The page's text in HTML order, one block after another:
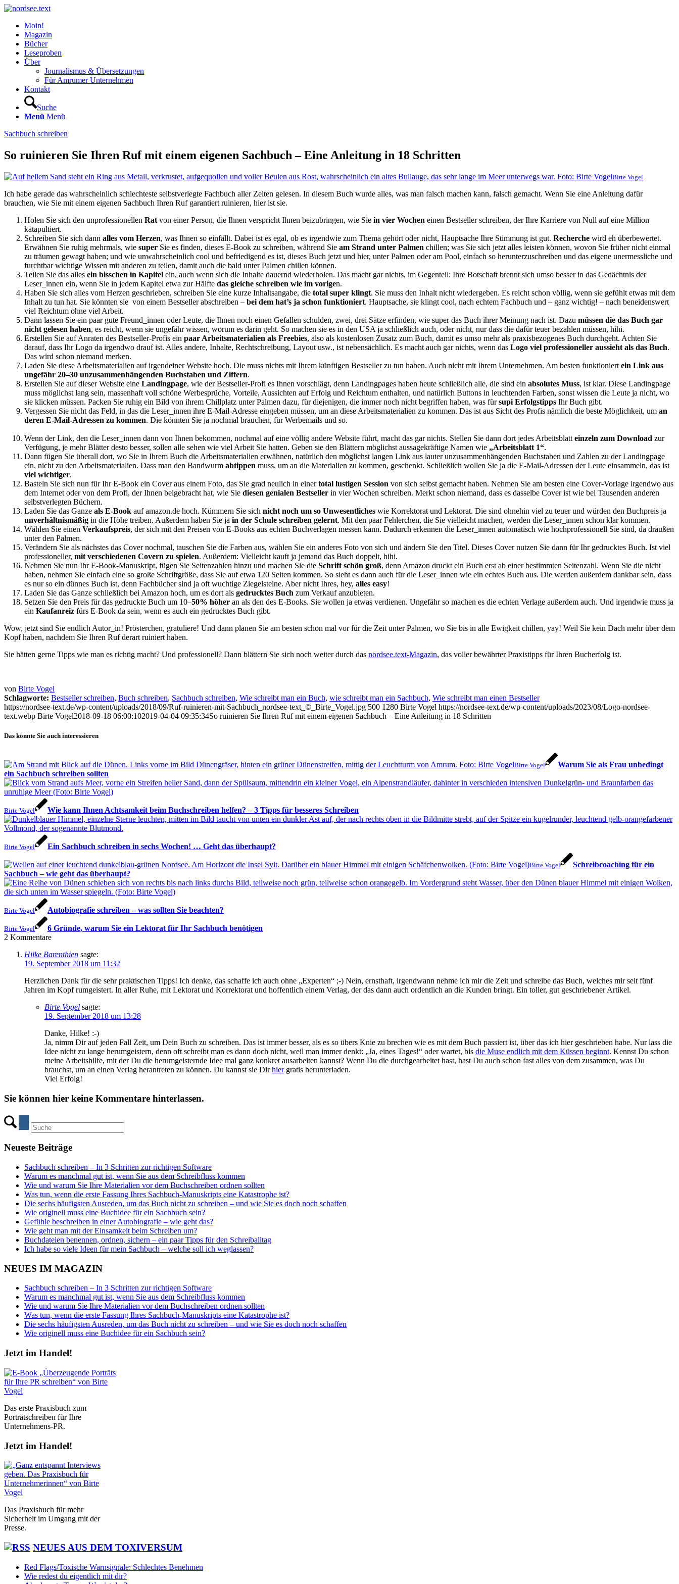
Moin!
Magazin
Bücher
Leseproben
Über
Journalismus & Übersetzungen
Für Amrumer Unternehmen
Kontakt
Suche
Menü Menü
Sachbuch schreiben
So ruinieren Sie Ihren Ruf mit einem eigenen Sachbuch – Eine Anleitung in 18 Schritten
Birte Vogel
Ich habe gerade das wahrscheinlich schlechteste selbstverlegte Fachbuch aller Zeiten gelesen. In diesem Buch wurde alles, was man falsch machen kann, falsch gemacht. Wenn Sie eine Anleitung dafür
brauchen, wie Sie mit einem eigenen Sachbuch Ihren Ruf garantiert ruinieren, hier ist sie.
Holen Sie sich den unprofessionellen Rat von einer Person, die Ihnen verspricht Ihnen beizubringen, wie Sie in vier Wochen einen Bestseller schreiben, der Ihre Karriere von Null auf eine Million
katapultiert.
Schreiben Sie sich dann alles vom Herzen, was Ihnen so einfällt. Dabei ist es egal, ob es irgendwie zum Thema gehört oder nicht, Hauptsache Ihre Stimmung ist gut. Recherche wird eh überbewertet.
Erwähnen Sie ruhig mehrmals, wie super Sie es finden, dieses E-Book zu schreiben, während Sie am Strand unter Palmen chillen; was Sie sich jetzt alles leisten können, wovon Sie früher nicht einmal
zu träumen gewagt haben; und wie unwahrscheinlich cool und befriedigend es ist, dieses Buch jetzt und hier, unter Palmen oder am Pool, einfach so herunterzuschreiben und das eigene unermessliche und
furchtbar wichtige Wissen mit anderen zu teilen, damit auch die bald unter Palmen chillen können.
Teilen Sie das alles ein bisschen in Kapitel ein, auch wenn sich die Inhalte dauernd wiederholen. Das macht gar nichts, im Gegenteil: Ihre Botschaft brennt sich umso besser in das Gedächtnis der
Leser_innen ein, wenn Sie in jedem Kapitel etwa zur Hälfte das gleiche schreiben wie im vorigen.
Haben Sie sich alles vom Herzen geschrieben, schreiben Sie eine kurze Inhaltsangabe, die total super klingt. Sie muss den Inhalt nicht wiedergeben. Es reicht schon völlig, wenn sie gefühlt etwas mit dem
Inhalt zu tun hat. Sie könnten sie von einem Bestseller abschreiben – bei dem hat’s ja schon funktioniert. Hauptsache, sie klingt cool, nach echtem Fachbuch und – ganz wichtig! – nach beneidenswert
viel Reichtum ohne viel Arbeit.
Dann lassen Sie ein paar gute Freund_innen oder Leute, die Ihnen noch einen Gefallen schulden, zwei, drei Sätze erfinden, wie super das Buch ihrer Meinung nach ist. Dazu müssen die das Buch gar
nicht gelesen haben, es reicht, wenn sie ungefähr wissen, worum es darin geht. So machen sie es in den USA ja schließlich auch, oder nicht, nur dass die dafür teuer bezahlen müssen, hihi.
Erstellen Sie auf Anraten des Bestseller-Profis ein paar Arbeitsmaterialien als Freebies, also als kostenlosen Zusatz zum Buch, damit es umso mehr als praxisbezogenes Buch durchgeht. Achten Sie
darauf, dass Ihr Logo da irgendwo drauf ist. Alles andere, Inhalte, Rechtschreibung, Layout usw., ist nebensächlich. Es macht auch gar nichts, wenn das Logo viel professioneller aussieht als das Buch.
Das wird schon niemand merken.
Laden Sie diese Arbeitsmaterialien auf irgendeiner Website hoch. Die muss nichts mit Ihrem künftigen Bestseller zu tun haben. Auch nicht mit Ihrem Unternehmen. Am besten funktioniert ein Link aus
ungefähr 20–30 unzusammenhängenden Buchstaben und Ziffern.
Erstellen Sie auf dieser Website eine Landingpage, wie der Bestseller-Profi es Ihnen vorschlägt, denn Landingpages haben heute schließlich alle, die sind ein absolutes Muss, ist klar. Diese Landingpage
muss möglichst lang sein, massenhaft voll schöne Werbesprüche, Vorteile, Aussichten auf Erfolg und Reichtum enthalten, und natürlich Buttons in leuchtenden Farben, sonst wissen die Leute ja nicht, wo
sie klicken müssen. Packen Sie ruhig ein Bild von ihrem Chillplatz unter Palmen dazu, für diejenigen, die immer noch nicht begriffen haben, was fürsupi Erfolgstipps Ihr Buch gibt.
Vergessen Sie nicht das Feld, in das die Leser_innen ihre E-Mail-Adresse eingeben müssen, um an diese Arbeitsmaterialien zu kommen. Das ist aus Sicht des Profis nämlich die beste Möglichkeit, um an
deren E-Mail-Adressen zu kommen. Die könnten Sie ja nochmal brauchen, für Werbemails und so.
Wenn der Link, den die Leser_innen dann von Ihnen bekommen, nochmal auf eine völlig andere Website führt, macht das gar nichts. Stellen Sie dann dort jedes Arbeitsblatt einzeln zum Download zur
Verfügung, je mehr Blätter desto besser, sollen alle sehen wie viel Arbeit Sie hatten. Geben sie den Blättern möglichst aussagekräftige Namen wie „Arbeitsblatt 1“.
Dann fügen Sie überall dort, wo Sie in Ihrem Buch die Arbeitsmaterialien erwähnen, natürlich den möglichst langen Link aus lauter unzusammenhängenden Buchstaben und Zahlen zu der Landingpage
ein, nicht zu den Arbeitsmaterialien. Dass man den Bandwurm abtippen muss, um an die Materialien zu kommen, geschenkt. Schließlich wollen Sie ja die E-Mail-Adressen der Leute einsammeln, das ist
viel wichtiger.
Basteln Sie sich nun für Ihr E-Book ein Cover aus einem Foto, das Sie grad neulich in einertotal lustigen Session von sich selbst gemacht haben. Nehmen Sie am besten eine Cover-Vorlage irgendwo aus
dem Internet oder von dem Profi, der Ihnen beigebracht hat, wie Sie diesen genialen Bestseller in vier Wochen schreiben. Merkt schon niemand, dass es dasselbe Cover ist wie bei Tausenden anderen
selbstverlegten Büchern.
Laden Sie das Ganze als E-Book auf amazon.de hoch. Kümmern Sie sich nicht noch um so Unwesentliches wie Korrektorat und Lektorat. Die sind ohnehin viel zu teuer und würden den Buchpreis ja
unverhältnismäßig in die Höhe treiben. Außerdem haben Sie ja in der Schule schreiben gelernt. Mit den paar Fehlerchen, die Sie vielleicht machen, werden die Leser_innen schon klar kommen.
Wählen Sie einen Verkaufspreis, der sich mit den Preisen von E-Books aus echten Buchverlagen messen kann. Dadurch erkennen die Leser_innen automatisch wie hochprofessionell Sie sind, da draußen
unter den Palmen.
Verändern Sie als nächstes das Cover nochmal, tauschen Sie die Farben aus, wählen Sie ein anderes Foto von sich und ändern Sie den Titel. Dieses Cover nutzen Sie dann für Ihr gedrucktes Buch. Ist viel
professioneller, mit verschiedenen Covern zu spielen. Außerdem: Vielleicht kauft ja jemand das Buch doppelt, hihi.
Nehmen Sie nun Ihr E-Book-Manuskript, fügen Sie Seitenzahlen hinzu und machen Sie die Schrift schön groß, denn Amazon druckt ein Buch erst ab einer bestimmten Seitenzahl. Wenn Sie die nicht
haben, nehmen Sie einfach eine so große Schriftgröße, dass Sie auf etwa 120 Seiten kommen. So sieht es dann auch für die Leser_innen wie ein echtes Buch aus. Die werden außerdem dankbar sein, dass
es nur so ein dünnes Buch ist, denn Fachbücher sind ja oft wuchtige Ziegelsteine. Aber nicht Ihres, hey, alles easy!
Laden Sie das Ganze schließlich bei Amazon hoch, um es dort als gedrucktes Buch zum Verkauf anzubieten.
Setzen Sie den Preis für das gedruckte Buch um 10–50% höher an als den des E-Books. Sie wollen ja etwas verdienen. Ungefähr so machen es die echten Verlage außerdem auch. Und irgendwie muss ja
ein Kaufanreiz fürs E-Book da sein, wenn es auch ein gedrucktes Buch gibt.
Wow, jetzt sind Sie endlich Autor_in! Prösterchen, gratuliere! Und dann planen Sie am besten schon mal vor für die Zeit unter Palmen, wo Sie bis in alle Ewigkeit chillen, yay! Weil Sie kein Dach mehr über dem
Kopf haben, nachdem Sie Ihren Ruf derart ruiniert haben.
Sie hätten gerne Tipps wie man es richtig macht? Und professionell? Dann blättern Sie sich noch weiter durch das nordsee.text-Magazin, das voller bewährter Praxistipps für Ihren Bucherfolg ist.
von Birte Vogel
Schlagworte: Bestseller schreiben, Buch schreiben, Sachbuch schreiben, Wie schreibt man ein Buch, wie schreibt man ein Sachbuch, Wie schreibt man einen Bestseller
https://nordsee-text.de/wp-content/uploads/2018/09/Ruf-ruinieren-mit-Sachbuch_nordsee-text_©_Birte_Vogel.jpg 500 1280 Birte Vogel https://nordsee-text.de/wp-content/uploads/2023/08/Logo-nordsee-
text.webp Birte Vogel2018-09-18 06:00:102019-04-04 09:35:34So ruinieren Sie Ihren Ruf mit einem eigenen Sachbuch – Eine Anleitung in 18 Schritten
Das könnte Sie auch interessieren
Birte Vogel
Warum Sie als Frau unbedingt
ein Sachbuch schreiben sollten
Birte Vogel Wie kann Ihnen Achtsamkeit beim Buchschreiben helfen? – 3 Tipps für besseres Schreiben
Birte Vogel Ein Sachbuch schreiben in sechs Wochen! … Geht das überhaupt?
Birte Vogel
Schreibcoaching für ein
Sachbuch – wie geht das überhaupt?
Birte Vogel Autobiografie schreiben – was sollten Sie beachten?
Birte Vogel
6 Gründe, warum Sie ein Lektorat für Ihr Sachbuch benötigen
2 Kommentare
Hilke Barenthien sagte:
19. September 2018 um 11:32
Herzlichen Dank für die sehr praktischen Tipps! Ich denke, das schaffe ich auch ohne „Experten“ ;-) Nein, ernsthaft, irgendwann nehme ich mir die Zeit und schreibe das Buch, welches mir seit fünf
Jahren im Kopf rumgeistert. In aller Ruhe, mit Lektorat und Korrektorat und hoffentlich einem Verlag, der das dann auch ordentlich an die Kunden bringt. Ein toller, gut geschriebener Artikel.
Birte Vogel sagte:
19. September 2018 um 13:28
Danke, Hilke! :-)
Ja, nimm Dir auf jeden Fall Zeit, um Dein Buch zu schreiben. Das ist immer besser, als es so übers Knie zu brechen wie es mit dem Buch passiert ist, über das ich hier geschrieben habe. Nur lass die
Idee nicht zu lange herumgeistern, denn oft schreibt man es dann doch nicht, weil man immer denkt: „Ja, eines Tages!“ oder wartet, bis die Muse endlich mit dem Küssen beginnt. Kennst Du schon
meine Arbeitshilfe, mit der Du die herumgeisternde Idee mal ganz konkret ausarbeiten kannst? Wenn Du die durchgearbeitet hast, hast Du auch schon fast alles von dem zusammen, was Du
brauchst, um an einen Verlag herantreten zu können. Du kannst sie Dirhiergratis herunterladen.
Viel Erfolg!
Sie können hier keine Kommentare hinterlassen.
Neueste Beiträge
Sachbuch schreiben – In 3 Schritten zur richtigen Software
Warum es manchmal gut ist, wenn Sie aus dem Schreibfluss kommen
Wie und warum Sie Ihre Materialien vor dem Buchschreiben ordnen sollten
Was tun, wenn die erste Fassung Ihres Sachbuch-Manuskripts eine Katastrophe ist?
Die sechs häufigsten Ausreden, um das Buch nicht zu schreiben – und wie Sie es doch noch schaffen
Wie originell muss eine Buchidee für ein Sachbuch sein?
Gefühle beschreiben in einer Autobiografie – wie geht das?
Wie geht man mit der Einsamkeit beim Schreiben um?
Buchdateien benennen, ordnen, sichern – ein paar Tipps für den Schreiballtag
Ich habe so viele Ideen für mein Sachbuch – welche soll ich weglassen?
NEUES IM MAGAZIN
Sachbuch schreiben – In 3 Schritten zur richtigen Software
Warum es manchmal gut ist, wenn Sie aus dem Schreibfluss kommen
Wie und warum Sie Ihre Materialien vor dem Buchschreiben ordnen sollten
Was tun, wenn die erste Fassung Ihres Sachbuch-Manuskripts eine Katastrophe ist?
Die sechs häufigsten Ausreden, um das Buch nicht zu schreiben – und wie Sie es doch noch schaffen
Wie originell muss eine Buchidee für ein Sachbuch sein?
Jetzt im Handel!
Das erste Praxisbuch zum
Porträtschreiben für Ihre
Unternehmens-PR.
Jetzt im Handel!
Das Praxisbuch für mehr
Sicherheit im Umgang mit der
Presse.
NEUES AUS DEM TOXIVERSUM
Red Flags/Toxische Warnsignale: Schlechtes Benehmen
Wie redest du eigentlich mit dir?